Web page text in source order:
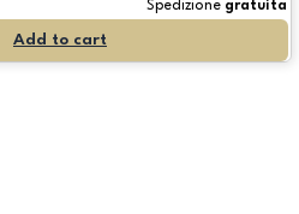
Spedizione gratuita
Add to cart